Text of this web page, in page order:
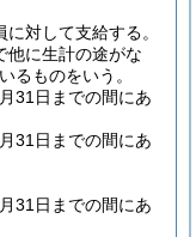
対して支給する。
他に生計の途がな
るものをいう。
31日までの間にあ
31日までの間にあ
31日までの間にあ